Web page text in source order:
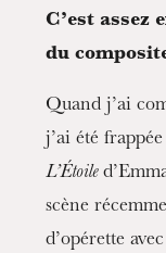
C’est assez
du
Quand j’ai
j’ai été
L’Étoile
scène
d’opérette